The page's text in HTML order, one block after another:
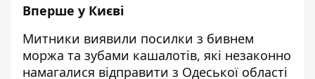
Вперше у Києві
Митники виявили посилки з бивнем
моржа та зубами кашалотів, які незаконно
намагалися відправити з Одеської області